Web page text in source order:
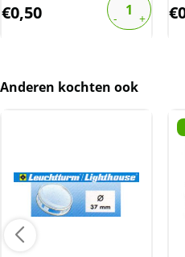
€0,50 €
Anderen kochten ook